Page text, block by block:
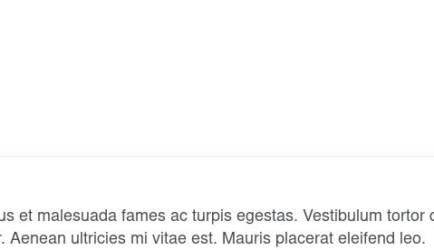
et malesuada fames ac turpis egestas. Vestibulum
ultricies mi vitae est. Mauris placerat eleifend leo.